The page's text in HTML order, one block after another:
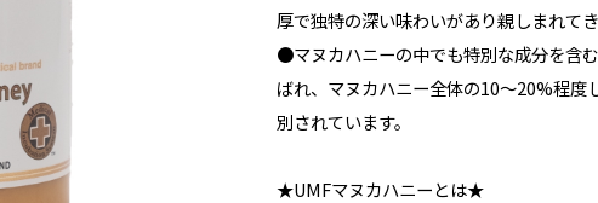
厚で独特の深い味わいがあり親しまれてき
●マヌカハニーの中でも特別な成分を含
ばれ、マヌカハニー全体の10～20%程度
別されています。
★UMFマヌカハニーとは★